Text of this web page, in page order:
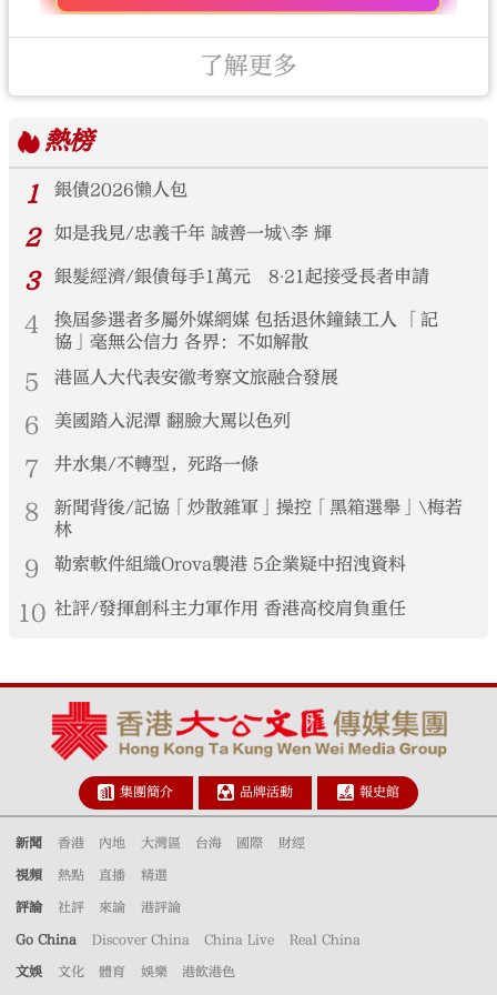
了解更多
熱榜
1
銀債2026懶人包
2 如是我見/忠義千年 誠善一城\李 輝
3 銀髮經濟/銀債每手1萬元 8‧21起接受長者申請
4
換屆參選者多屬外媒網媒 包括退休鐘錶工人 「記
協」毫無公信力 各界：不如解散
5 港區人大代表安徽考察文旅融合發展
6 美國踏入泥潭 翻臉大罵以色列
7 井水集/不轉型，死路一條
8
新聞背後/記協「炒散雜軍」操控「黑箱選舉」\梅若
林
9 勒索軟件組織Orova襲港 5企業疑中招洩資料
10 社評/發揮創科主力軍作用 香港高校肩負重任
集團簡介 品牌活動 報史館
新聞 香港 內地 大灣區 台海 國際 財經
視頻 熱點 直播 精選
評論 社評 來論 港評論
Go China Discover China China Live Real China
文娛 文化 體育 娛樂 港飲港色